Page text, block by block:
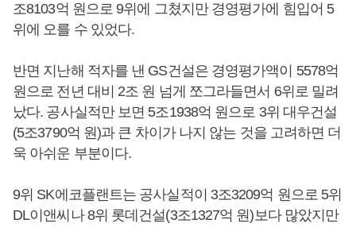
조8103억 원으로 9위에 그쳤지만 경영평가에 힘입어 5
위에 오를 수 있었다.
반면 지난해 적자를 낸 GS건설은 경영평가액이 5578억
원으로 전년 대비 2조 원 넘게 쪼그라들면서 6위로 밀려
났다. 공사실적만 보면 5조1938억 원으로 3위 대우건설
(5조3790억 원)과 큰 차이가 나지 않는 것을 고려하면 더
욱 아쉬운 부분이다.
9위 SK에코플랜트는 공사실적이 3조3209억 원으로 5위
DL이앤씨나 8위 롯데건설(3조1327억 원)보다 많았지만